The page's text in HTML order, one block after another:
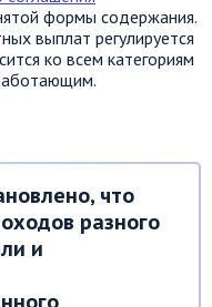
формы содержания.
выплат регулируется
ко всем категориям
что
разного
и